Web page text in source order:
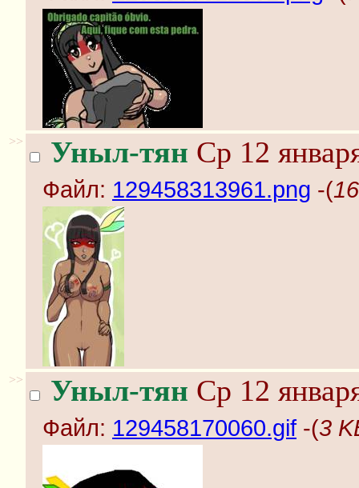
>> Уныл-тян Ср 12
Файл: 129458313961.png -(
>> Уныл-тян Ср 12
Файл: 129458170060.gif -(3